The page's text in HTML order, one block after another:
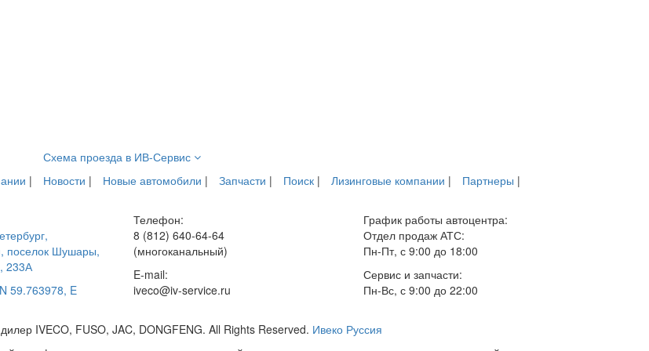
Схема проезда в ИВ-Сервис
| Новости | Новые автомобили | Запчасти | Поиск| Лизинговые компании | Партнеры |
,
поселок Шушары,
233А
N 59.763978, E
Телефон:
8 (812) 640-64-64
(многоканальный)
E-mail:
iveco@iv-service.ru
График работы автоцентра:
Отдел продаж АТС:
Пн-Пт, с 9:00 до 18:00
Сервис и запчасти:
Пн-Вс, с 9:00 до 22:00
IVECO, FUSO, JAC, DONGFENG. All Rights Reserved. Ивеко Руссия